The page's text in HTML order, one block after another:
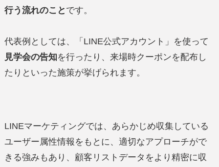
行う流れのこと です。
代表例としては、「LINE公式アカウント」を使って
見学会の告知を行ったり、来場時クーポンを配布し
たりといった施策が挙げられます。
LINEマーケティングでは、あらかじめ収集している
ユーザー属性情報をもとに、適切なアプローチがで
きる強みもあり、顧客リストデータをより精密に収